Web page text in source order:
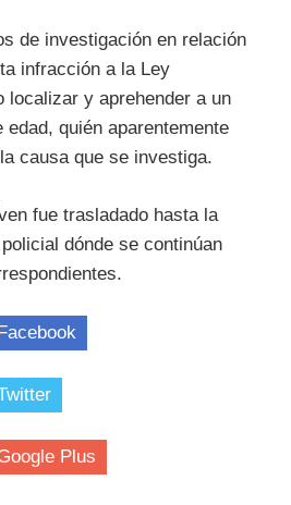
de investigación en relación
infracción a la Ley
localizar y aprehender a un
edad, quién aparentemente
causa que se investiga.
fue trasladado hasta la
dónde se continúan
Plus